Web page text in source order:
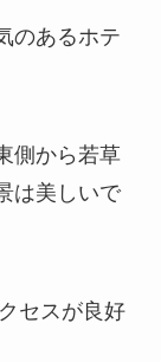
のあるホテ
側から若草
は美しいで
セスが良好